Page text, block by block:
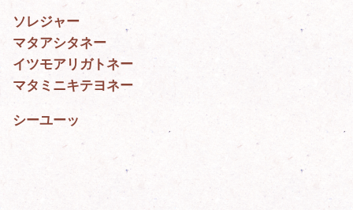
ソレジャー
マタアシタネー
イツモアリガトネー
マタミニキテヨネー
シーユーッ